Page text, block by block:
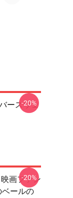
ースウェ
-20%
画ファン
ールの
-20%